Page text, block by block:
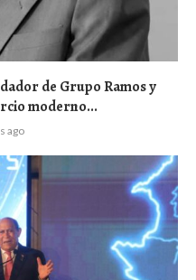
de Grupo Ramos y
moderno...
ago